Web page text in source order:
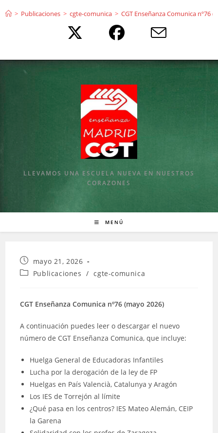
> Publicaciones > cgte-comunica > CGT Enseñanza Comunica nº76
LLEVAMOS UNA ESCUELA NUEVA EN NUESTROS
CORAZONES
MENÚ
Publicación
de
la
mayo 21, 2026
Categoría
entrada:
Publicaciones / cgte-comunica
CGT Enseñanza Comunica nº76 (mayo 2026)
A continuación puedes leer o descargar el nuevo
número de CGT Enseñanza Comunica, que incluye:
Huelga General de Educadoras Infantiles
Lucha por la derogación de la ley de FP
Huelgas en País Valencià, Catalunya y Aragón
Los IES de Torrejón al límite
¿Qué pasa en los centros? IES Mateo Alemán, CEIP
la Garena